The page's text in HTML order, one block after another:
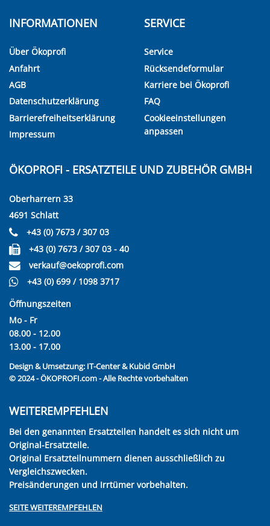
INFORMATIONEN
Über Ökoprofi
Anfahrt
AGB
Datenschutzerklärung
Barrierefreiheitserklärung
Impressum
SERVICE
Service
Rücksendeformular
Karriere bei Ökoprofi
FAQ
Cookieeinstellungen
anpassen
ÖKOPROFI - ERSATZTEILE UND ZUBEHÖR GMBH
Oberharrern 33
4691 Schlatt
+43 (0) 7673 / 307 03
+43 (0) 7673 / 307 03 - 40
verkauf@oekoprofi.com
+43 (0) 699 / 1098 3717
Öffnungszeiten
Mo - Fr
08.00 - 12.00
13.00 - 17.00
Design & Umsetzung: IT-Center & Kubid GmbH
© 2024 - ÖKOPROFI.com - Alle Rechte vorbehalten
WEITEREMPFEHLEN
Bei den genannten Ersatzteilen handelt es sich nicht um
Original-Ersatzteile.
Original Ersatzteilnummern dienen ausschließlich zu
Vergleichszwecken.
Preisänderungen und Irrtümer vorbehalten.
SEITE WEITEREMPFEHLEN